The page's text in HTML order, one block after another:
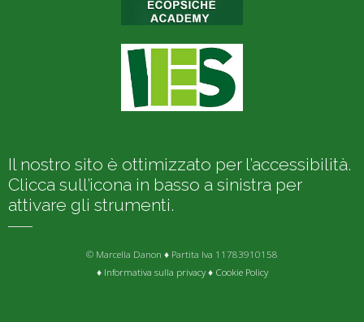
Il nostro sito è ottimizzato per l’accessibilità.
Clicca sull’icona in basso a sinistra per
attivare gli strumenti.
© Marcella Danon ♦ Partita Iva 11783910158
♦ Informativa sulla privacy♦ Cookie Policy